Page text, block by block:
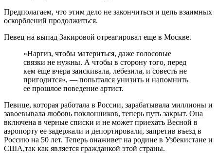
Предполагаем, что этим дело не закончиться и цепь взаимных
оскорблений продолжиться.
Певец на выпад Закировой отреагировал еще в Москве.
«Наргиз, чтобы материться, даже голосовые
связки не нужны. А чтобы в сторону того, перед
кем еще вчера заискивала, лебезила, и совесть не
пригодится», — попытался унизить и напомнить
ее прошлое поведение артист.
Певице, которая работала в России, зарабатывала миллионы и
завоевывала любовь поклонников, теперь путь закрыт. Она
включена в черные списки и не может приехать Весной в
аэропорту ее задержали и депортировали, запретив въезд в
Россию на 50 лет. Теперь онаживет на родине в Узбекистане и
США,так как является гражданкой этой страны.